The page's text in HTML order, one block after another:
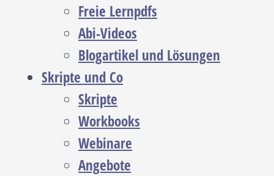
Freie Lernpdfs
Abi-Videos
Blogartikel und Lösungen
Skripte und Co
Skripte
Workbooks
Webinare
Angebote